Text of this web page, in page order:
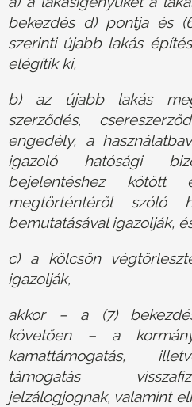
bekezdés d) pontja és
szerinti újabb lakás
elégítik ki,
b) az újabb lakás
szerződés,
engedély, a
igazoló hatósági
bejelentéshez kötött
megtörténtéről szóló
bemutatásával igazolják,
c) a kölcsön
igazolják,
akkor – a (7)
követően – a
kamattámogatás,
támogatás
jelzálogjognak, valamint